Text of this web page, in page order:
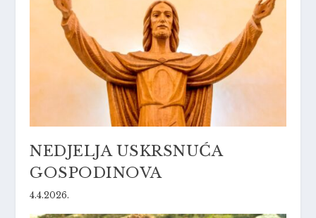
NEDJELJA USKRSNUĆA
GOSPODINOVA
4.4.2026.